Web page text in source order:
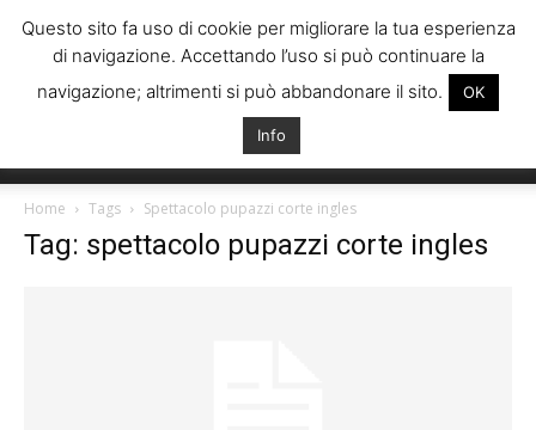
Italiani
Home Tags Spettacolo pupazzi corte ingles
Tag: spettacolo pupazzi corte ingles
Questo sito fa uso di cookie per migliorare la tua esperienza
di navigazione. Accettando l’uso si può continuare la
navigazione; altrimenti si può abbandonare il sito.
OK
Info